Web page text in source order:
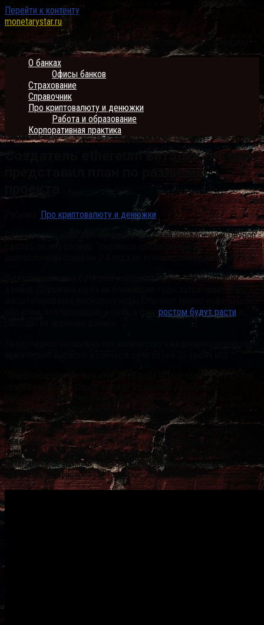
Перейти к контенту
monetarystar.ru
Блог о вопросах напрямую или косвенно связанных с деньгами
О банках
Офисы банков
Страхование
Справочник
Про криптовалюту и денюжки
Работа и образование
Корпоративная практика
Создатель ethereum виталик бутерин
представил план по развитию
Про криптовалюту и денюжки
Сооснователь Ethereum Виталик Бутерин на конференции Devcon
сделал, по его словам, “скромное предложение” о
долгосрочном плане на 3-4 года по техническому развитию сети.
В центре внимания Бутерина находится идея о фрагментации
ростом будут расти
“Масштабирование, пожалуй, проблема номер один… Есть целая
масштабирования, хотя на самом деле не сделали этого. Это
очень важный и сложный вызов”, — сказал Бутерин.
Идея о фрагментации данных предполагает, что ноды будут
содержать только небольшую часть данных сети, а при
необходимости обмениваться информацией. Как реализовать это
на практике безопасно, так, чтобы информацию невозможно
было сфальсифицировать — вопрос, который предстоит решить.